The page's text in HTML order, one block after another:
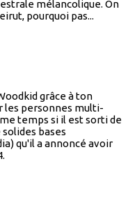
mélancolique. On
pourquoi pas...
grâce à ton
les personnes multi-
temps si il est sorti de
bases
qu'il a annoncé avoir